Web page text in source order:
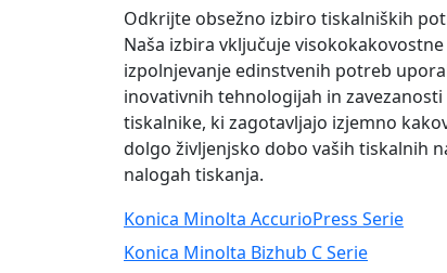
Odkrijte obsežno izbiro tiskalniških
Naša izbira vključuje
izpolnjevanje edinstvenih potreb
inovativnih tehnologijah in
tiskalnike, ki zagotavljajo izjemno
dolgo življenjsko dobo vaših tiskalnih
nalogah tiskanja.
Konica Minolta AccurioPress Serie
Konica Minolta Bizhub C Serie